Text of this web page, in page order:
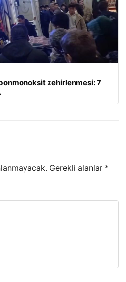
zehirlenmesi: 7
Gerekli alanlar *